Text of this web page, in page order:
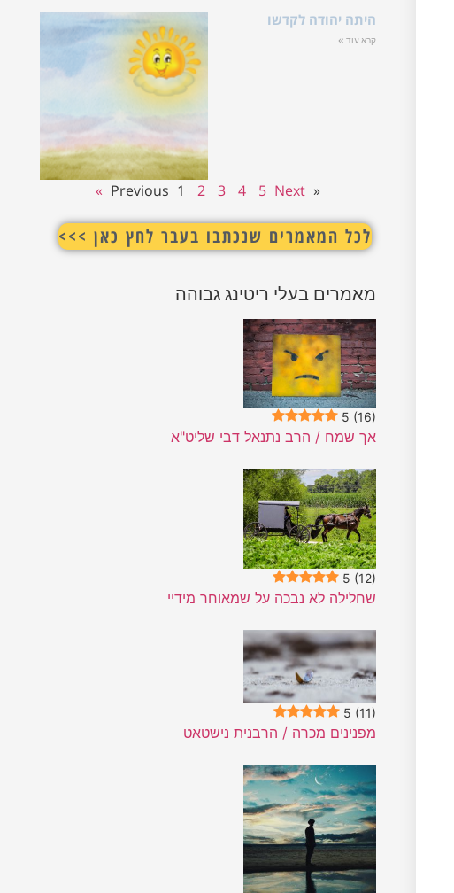
היתה יהודה לקדשו
קרא עוד »
« Previous
1 2 3 4 5 Next »
לכל המאמרים שנכתבו בעבר לחץ כאן >>>
מאמרים בעלי ריטינג גבוהה
5 (16)
אך שמח / הרב נתנאל דבי שליט"א
5 (12)
שחלילה לא נבכה על שמאוחר מידיי
5 (11)
מפנינים מכרה / הרבנית נישטאט